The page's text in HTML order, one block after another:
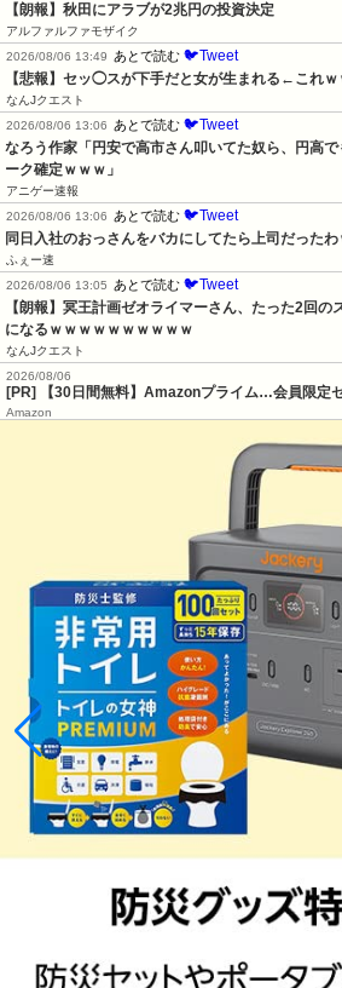
【朗報】秋田にアラブが2兆円の投資決定
アルファルファモザイク
2026/08/06 13:49 あとで読む 🐦Tweet
【悲報】セッ◯スが下手だと女が生まれる←これｗ
なんJクエスト
2026/08/06 13:06 あとで読む 🐦Tweet
なろう作家「円安で高市さん叩いてた奴ら、円高
ーク確定ｗｗｗ」
アニゲー速報
2026/08/06 13:06 あとで読む 🐦Tweet
同日入社のおっさんをバカにしてたら上司だったわ
ふぇー速
2026/08/06 13:05 あとで読む 🐦Tweet
【朗報】冥王計画ゼオライマーさん、たった2回
になるｗｗｗｗｗｗｗｗｗｗ
なんJクエスト
2026/08/06
[PR] 【30日間無料】Amazonプライム…会員限定
Amazon